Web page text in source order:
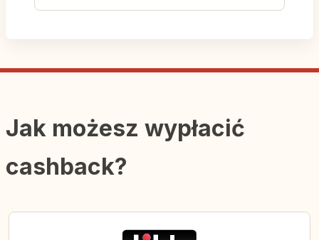
Jak możesz wypłacić
cashback?